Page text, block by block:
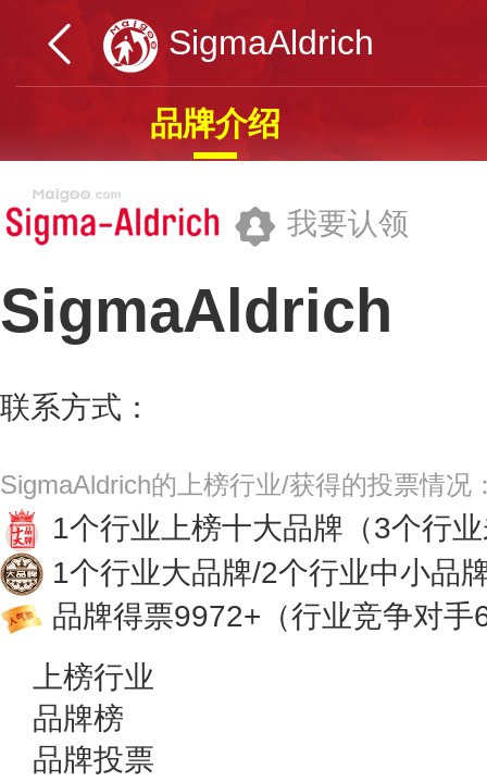
SigmaAldrich
品牌介绍
我要认领
SigmaAldrich
联系方式：
SigmaAldrich的上榜行业/获得的投票情况
1个行业上榜十大品牌 （3个行
1个行业大品牌/2个行业中小品
品牌得票9972+ （行业竞争对
上榜行业
品牌榜
品牌投票